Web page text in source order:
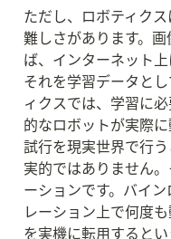
ただし、ロボティク
難しさがあります。
ば、インターネット
それを学習データと
ィクスでは、学習に
的なロボットが実際
試行を現実世界で行
実的ではありません
ーションです。バイ
レーション上で何度
を実機に転用すると